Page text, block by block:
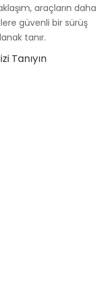
araçların daha
güvenli bir sürüş
tanır.
Tanıyın